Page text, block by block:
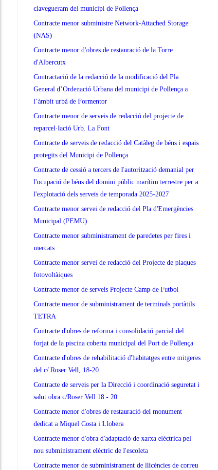
clavegueram del municipi de Pollença
Contracte menor subministre Network-Attached Storage
(NAS)
Contracte menor d'obres de restauració de la Torre
d'Albercutx
Contractació de la redacció de la modificació del Pla
General d’Ordenació Urbana del municipi de Pollença a
l’àmbit urbà de Formentor
Contracte menor de serveis de redacció del projecte de
reparcel·lació Urb. La Font
Contracte de serveis de redacció del Catàleg de béns i espais
protegits del Municipi de Pollença
Contracte de cessió a tercers de l'autorització demanial per
l'ocupació de béns del domini públic marítim terrestre per a
l'explotació dels serveis de temporada 2025-2027
Contracte menor servei de redacció del Pla d'Emergències
Municipal (PEMU)
Contracte menor subministrament de paredetes per fires i
mercats
Contracte menor servei de redacció del Projecte de plaques
fotovoltàiques
Contracte menor de serveis Projecte Camp de Futbol
Contracte menor de subministrament de terminals portàtils
TETRA
Contracte d'obres de reforma i consolidació parcial del
forjat de la piscina coberta municipal del Port de Pollença
Contracte d'obres de rehabilitació d'habitatges entre mitgeres
del c/ Roser Vell, 18-20
Contracte de serveis per la Direcció i coordinació seguretat i
salut obra c/Roser Vell 18 - 20
Contracte menor d'obres de restauració del monument
dedicat a Miquel Costa i Llobera
Contracte menor d'obra d'adaptació de xarxa elèctrica pel
nou subministrament elèctric de l'escoleta
Contracte menor de subministrament de llicències de correu